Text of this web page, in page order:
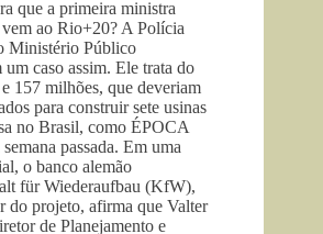
que a primeira ministra
vem ao Rio+20? A Polícia
Ministério Público
um caso assim. Ele trata do
157 milhões, que deveriam
para construir sete usinas
no Brasil, como ÉPOCA
passada. Em uma
o banco alemão
für Wiederaufbau (KfW),
do projeto, afirma que Valter
de Planejamento e